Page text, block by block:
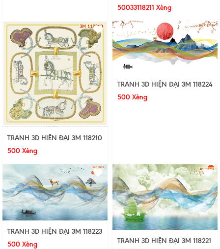
50033118211 Xèng
TRANH 3D HIỆN ĐẠI 3M 118210
500 Xèng
TRANH 3D HIỆN ĐẠI 3M 118224
500 Xèng
TRANH 3D HIỆN ĐẠI 3M 118223
500 Xèng
TRANH 3D HIỆN ĐẠI 3M 118221